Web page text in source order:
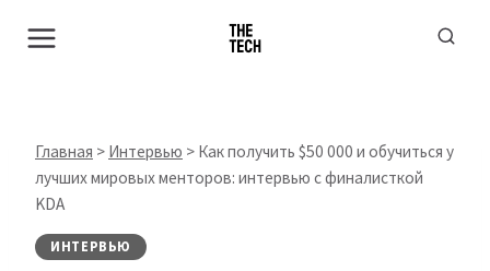
Главная > Интервью > Как получить $50 000 и обучиться у
лучших мировых менторов: интервью с финалисткой
KDA
ИНТЕРВЬЮ